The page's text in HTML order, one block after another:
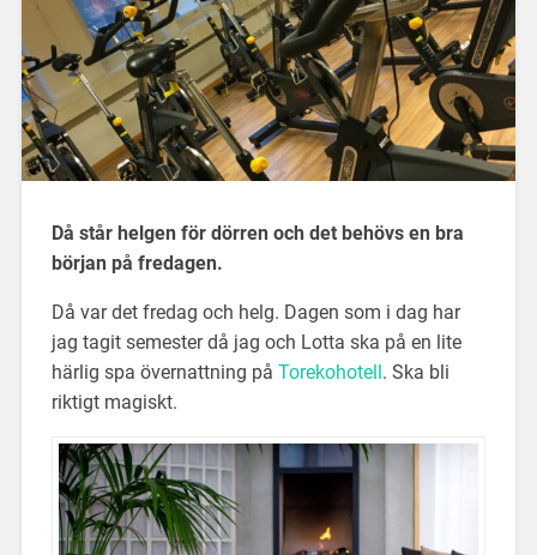
Då står helgen för dörren och det behövs en bra
början på fredagen.
Då var det fredag och helg. Dagen som i dag har
jag tagit semester då jag och Lotta ska på en lite
härlig spa övernattning på Torekohotell . Ska bli
riktigt magiskt.